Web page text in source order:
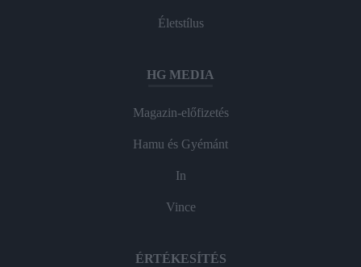
Életstílus
HG MEDIA
Magazin-előfizetés
Hamu és Gyémánt
In
Vince
ÉRTÉKESÍTÉS